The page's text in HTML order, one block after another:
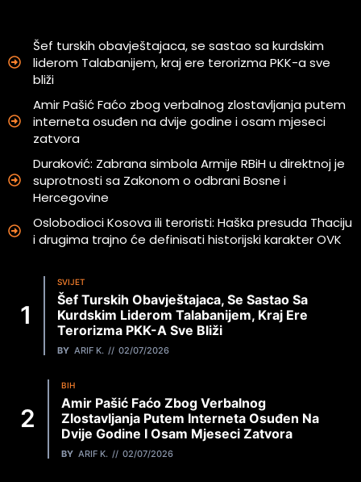
Šef turskih obavještajaca, se sastao sa kurdskim
liderom Talabanijem, kraj ere terorizma PKK-a sve
bliži
Amir Pašić Faćo zbog verbalnog zlostavljanja putem
interneta osuđen na dvije godine i osam mjeseci
zatvora
Duraković: Zabrana simbola Armije RBiH u direktnoj je
suprotnosti sa Zakonom o odbrani Bosne i
Hercegovine
Oslobodioci Kosova ili teroristi: Haška presuda Thaciju
i drugima trajno će definisati historijski karakter OVK
SVIJET
Šef Turskih Obavještajaca, Se Sastao Sa
Kurdskim Liderom Talabanijem, Kraj Ere
Terorizma PKK-A Sve Bliži
BY ARIF K. 02/07/2026
BIH
Amir Pašić Faćo Zbog Verbalnog
Zlostavljanja Putem Interneta Osuđen Na
Dvije Godine I Osam Mjeseci Zatvora
BY ARIF K. 02/07/2026